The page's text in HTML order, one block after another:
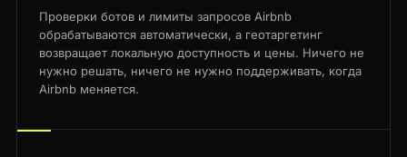
Проверки ботов и лимиты запросов Airbnb
обрабатываются автоматически, а геотаргетинг
возвращает локальную доступность и цены. Ничего не
нужно решать, ничего не нужно поддерживать, когда
Airbnb меняется.